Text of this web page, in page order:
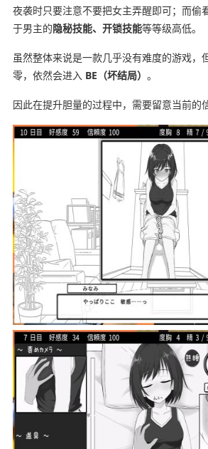
夜袭时只要注意不要把女主弄醒即可；而偷
于男主的隐秘技能、开锁技能等等级高低。
虽然整体来说是一款几乎没有难度的游戏，
零，依然会进入 BE（坏结局） 。
因此在提升胆量的过程中，需要留意当前的